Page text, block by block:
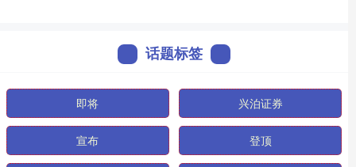
话题标签
即将 兴泊证券
宣布 登顶